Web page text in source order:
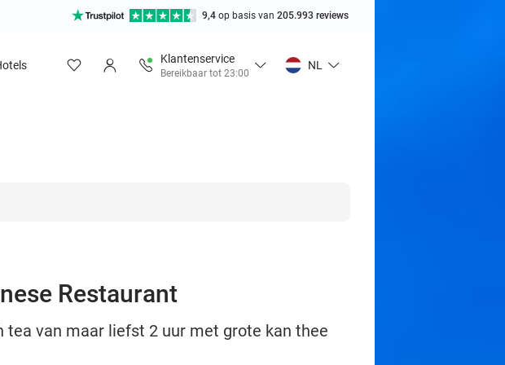
9,4 op basis van 205.993 reviews
Klantenservice
Bereikbaar tot 23:00
NL
Restaurant
van maar liefst 2 uur met grote kan thee